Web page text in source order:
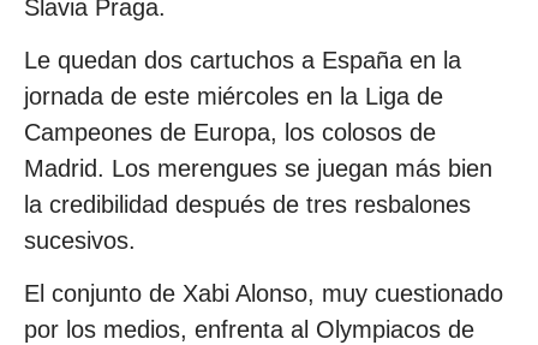
Slavia Praga.
Le quedan dos cartuchos a España en la
jornada de este miércoles en la Liga de
Campeones de Europa, los colosos de
Madrid. Los merengues se juegan más bien
la credibilidad después de tres resbalones
sucesivos.
El conjunto de Xabi Alonso, muy cuestionado
por los medios, enfrenta al Olympiacos de